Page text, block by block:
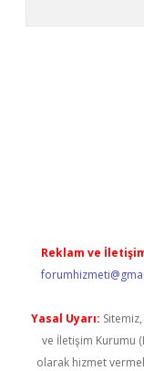
Reklam ve
Yasal Uyarı:
ve İletişim Kurumu
olarak hizmet